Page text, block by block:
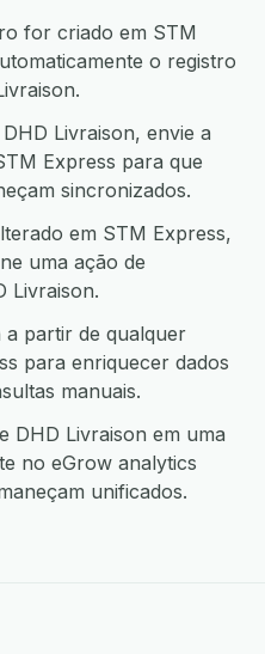
for criado em STM
o registro
Livraison, envie a
Express para que
sincronizados.
em STM Express,
uma ação de
Livraison.
partir de qualquer
para enriquecer dados
manuais.
DHD Livraison em uma
no eGrow analytics
unificados.